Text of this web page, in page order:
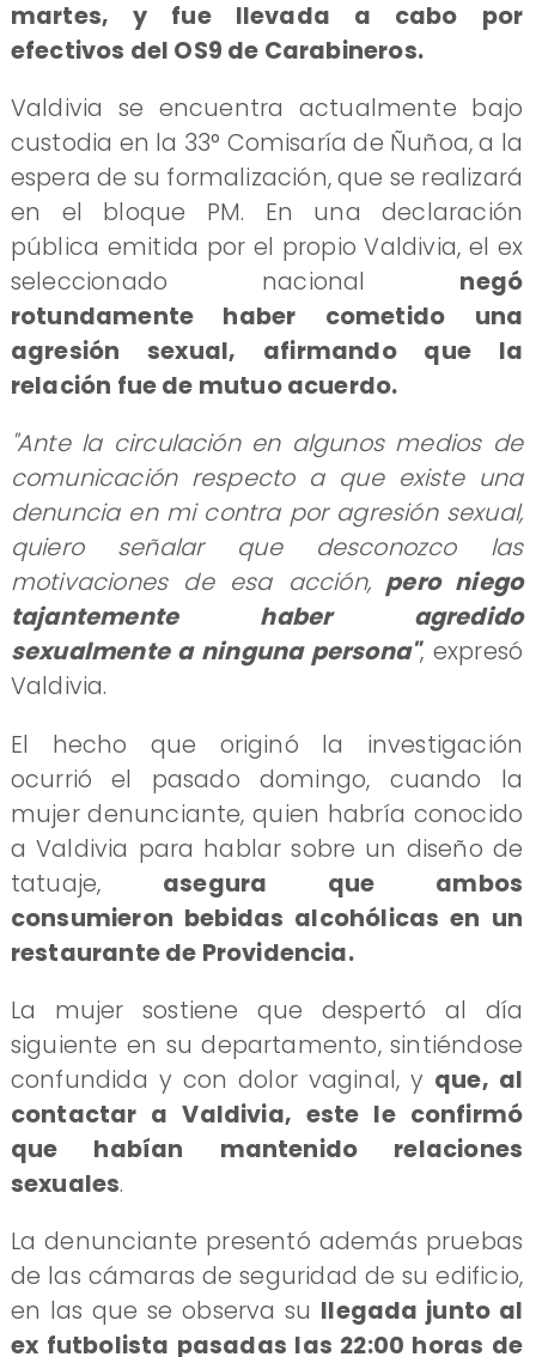
martes, y fue llevada a cabo por
efectivos del OS9 de Carabineros.
Valdivia se encuentra actualmente bajo
custodia en la 33° Comisaría de Ñuñoa, a la
espera de su formalización, que se realizará
en el bloque PM. En una declaración
pública emitida por el propio Valdivia, el ex
seleccionado nacional negó
rotundamente haber cometido una
agresión sexual, afirmando que la
relación fue de mutuo acuerdo.
"Ante la circulación en algunos medios de
comunicación respecto a que existe una
denuncia en mi contra por agresión sexual,
quiero señalar que desconozco las
motivaciones de esa acción,pero niego
tajantemente haber agredido
sexualmente a ninguna persona", expresó
Valdivia.
El hecho que originó la investigación
ocurrió el pasado domingo, cuando la
mujer denunciante, quien habría conocido
a Valdivia para hablar sobre un diseño de
tatuaje, asegura que ambos
consumieron bebidas alcohólicas en un
restaurante de Providencia.
La mujer sostiene que despertó al día
siguiente en su departamento, sintiéndose
confundida y con dolor vaginal, y que, al
contactar a Valdivia, este le confirmó
que habían mantenido relaciones
sexuales.
La denunciante presentó además pruebas
de las cámaras de seguridad de su edificio,
en las que se observa su llegada junto al
ex futbolista pasadas las 22:00 horas de